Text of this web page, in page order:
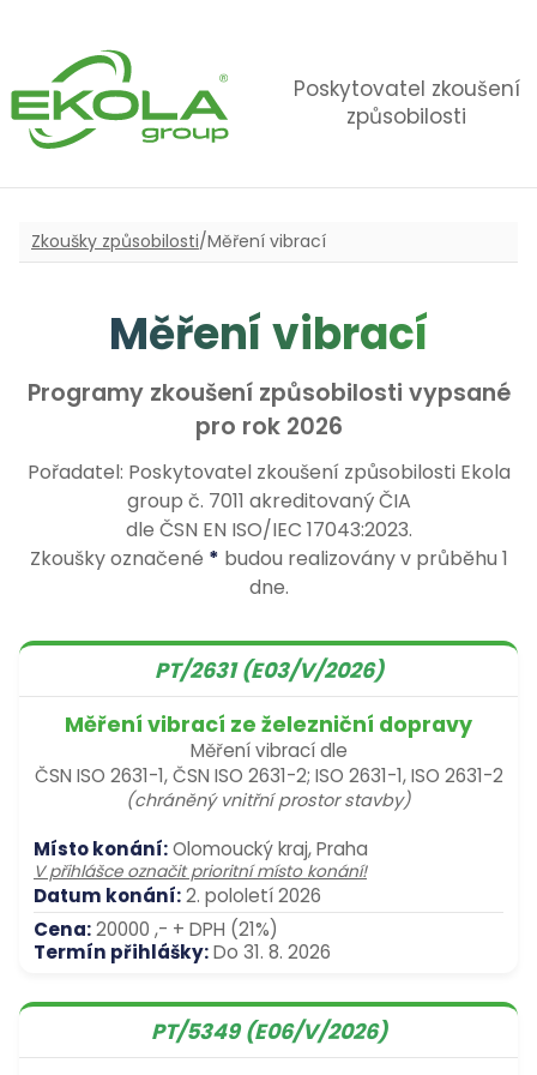
Poskytovatel zkoušení
způsobilosti
Zkoušky způsobilosti/Měření vibrací
Měření vibrací
Programy zkoušení způsobilosti vypsané
pro rok 2026
Pořadatel: Poskytovatel zkoušení způsobilosti Ekola
group č. 7011 akreditovaný ČIA
dle ČSN EN ISO/IEC 17043:2023.
Zkoušky označené * budou realizovány v průběhu 1
dne.
PT/2631 (E03/V/2026)
Měření vibrací ze železniční dopravy
Měření vibrací dle
ČSN ISO 2631-1, ČSN ISO 2631-2; ISO 2631-1, ISO 2631-2
(chráněný vnitřní prostor stavby)
Místo konání:Olomoucký kraj, Praha
V přihlášce označit prioritní místo konání!
Datum konání:2. pololetí 2026
Cena:20000 ,- + DPH (21%)
Termín přihlášky:Do 31. 8. 2026
PT/5349 (E06/V/2026)